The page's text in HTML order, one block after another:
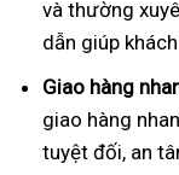
và thường
dẫn giúp
Giao hàng
giao hàng
tuyệt đối, an